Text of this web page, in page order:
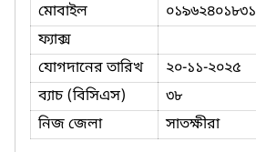
মোবাইল
০১৯৬২৪০১৮৩১
ফ্যাক্স
যোগদানের তারিখ
২০-১১-২০২৫
ব্যাচ (বিসিএস)
৩৮
নিজ জেলা
সাতক্ষীরা